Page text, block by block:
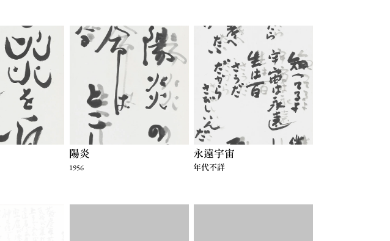
陽炎
1956
永遠宇宙
年代不詳